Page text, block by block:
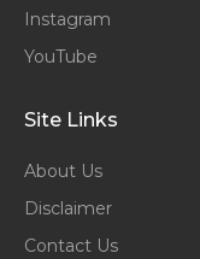
Instagram
YouTube
Site Links
About Us
Disclaimer
Contact Us